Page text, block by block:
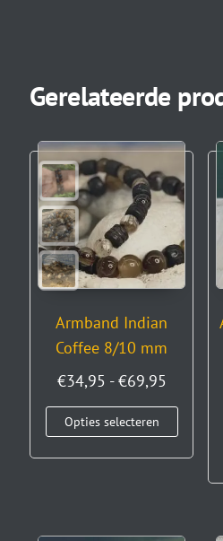
Gerelateerde
Armband Indian
Coffee 8/10 mm
€34,95 - €69,95
Opties selecteren